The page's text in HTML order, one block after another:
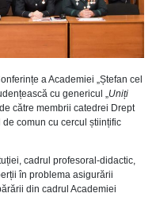
a Academiei „Ștefan cel
cu genericul „Uniți
către membrii catedrei Drept
comun cu cercul științific
cadrul profesoral-didactic,
în problema asigurării
din cadrul Academiei